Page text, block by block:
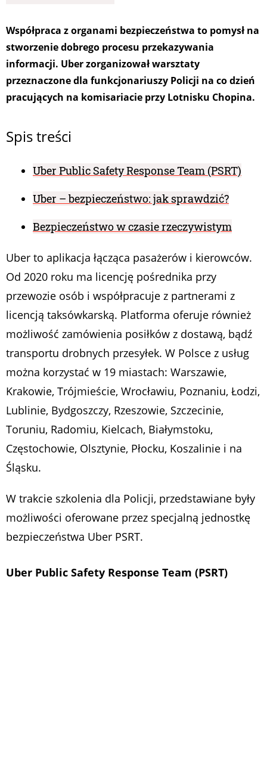
Współpraca z organami bezpieczeństwa to pomysł na
stworzenie dobrego procesu przekazywania
informacji. Uber zorganizował warsztaty
przeznaczone dla funkcjonariuszy Policji na co dzień
pracujących na komisariacie przy Lotnisku Chopina.
Spis treści
Uber Public Safety Response Team (PSRT)
Uber – bezpieczeństwo: jak sprawdzić?
Bezpieczeństwo w czasie rzeczywistym
Uber to aplikacja łącząca pasażerów i kierowców.
Od 2020 roku ma licencję pośrednika przy
przewozie osób i współpracuje z partnerami z
licencją taksówkarską. Platforma oferuje również
możliwość zamówienia posiłków z dostawą, bądź
transportu drobnych przesyłek. W Polsce z usług
można korzystać w 19 miastach: Warszawie,
Krakowie, Trójmieście, Wrocławiu, Poznaniu, Łodzi,
Lublinie, Bydgoszczy, Rzeszowie, Szczecinie,
Toruniu, Radomiu, Kielcach, Białymstoku,
Częstochowie, Olsztynie, Płocku, Koszalinie i na
Śląsku.
W trakcie szkolenia dla Policji, przedstawiane były
możliwości oferowane przez specjalną jednostkę
bezpieczeństwa Uber PSRT.
Uber Public Safety Response Team (PSRT)